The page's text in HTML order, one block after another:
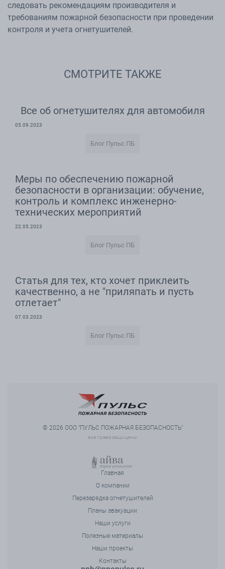
следовать рекомендациям производителя и
требованиям пожарной безопасности при проведении
контроля и учета огнетушителей.
СМОТРИТЕ ТАКЖЕ
Все об огнетушителях для автомобиля
05.09.2023
Блог Пульс ПБ
Меры по обеспечению пожарной
безопасности в организации: обучение,
контроль и комплекс инженерно-
технических мероприятий
22.05.2023
Блог Пульс ПБ
Статья для тех, кто хочет приклеить
качественно, а не "приляпать и пусть
отлетает"
07.03.2023
Блог Пульс ПБ
© 2026 ООО "ПУЛЬС ПОЖАРНАЯ БЕЗОПАСНОСТЬ"
все права защищены
Главная
О компании
Перезарядка огнетушителей
Планы эвакуации
Наши услуги
Полезные материалы
Наши проекты
Контакты